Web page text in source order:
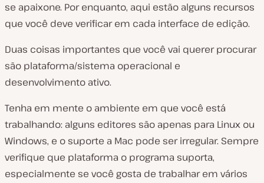
se apaixone. Por enquanto, aqui estão alguns recursos
que você deve verificar em cada interface de edição.
Duas coisas importantes que você vai querer procurar
são plataforma/sistema operacional e
desenvolvimento ativo.
Tenha em mente o ambiente em que você está
trabalhando: alguns editores são apenas para Linux ou
Windows, e o suporte a Mac pode ser irregular. Sempre
verifique que plataforma o programa suporta,
especialmente se você gosta de trabalhar em vários